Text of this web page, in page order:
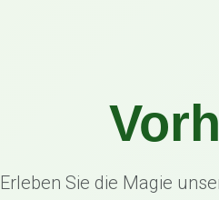
Erleben Sie die Magie